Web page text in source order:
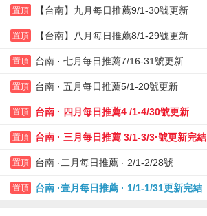
置頂 【台南】九月每日推薦9/1-30號更新
置頂 【台南】八月每日推薦8/1-29號更新
置頂 台南 · 七月每日推薦7/16-31號更新
置頂 台南 · 五月每日推薦5/1-20號更新
置頂 台南 · 四月每日推薦4 /1-4/30號更新
置頂 台南 · 三月每日推薦 3/1-3/3·號更新完結
置頂 台南 ·二月每日推薦 · 2/1-2/28號
置頂 台南 ·壹月每日推薦 · 1/1-1/31更新完結